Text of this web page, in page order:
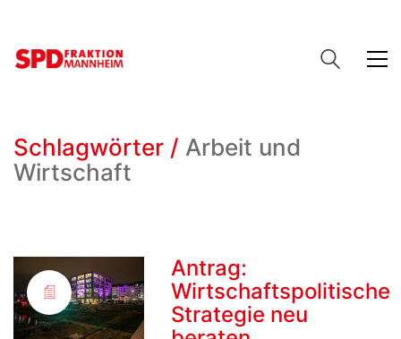
Schlagwörter / Arbeit und
Wirtschaft
Antrag:
Wirtschaftspolitische
Strategie neu